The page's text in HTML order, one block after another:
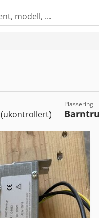
(ukontrollert)
Plassering